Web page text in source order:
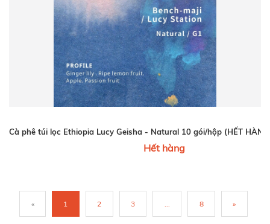
Cà phê túi lọc Ethiopia Lucy Geisha - Natural 10 gói/hộp (HẾT
Hết hàng
« 1 2 3 ... 8 »